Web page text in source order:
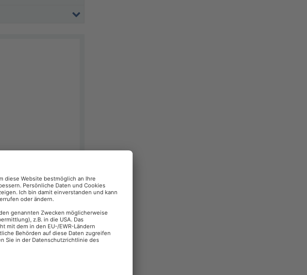
JETZT ANMELDEN >